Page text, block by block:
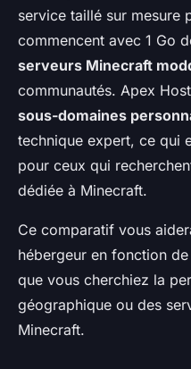
service taillé sur mesure
commencent avec 1 Go
serveurs Minecraft
communautés. Apex
sous-domaines
technique expert, ce qui
pour ceux qui
dédiée à Minecraft.
Ce comparatif vous
hébergeur en fonction
que vous cherchiez la
géographique ou des
Minecraft.